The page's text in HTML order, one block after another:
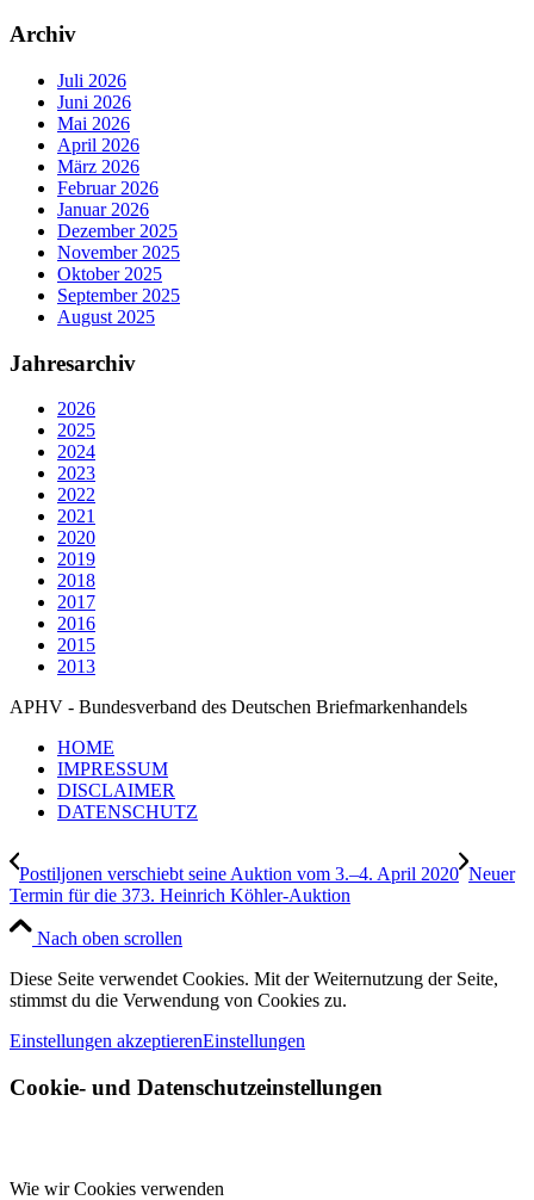
Archiv
Juli 2026
Juni 2026
Mai 2026
April 2026
März 2026
Februar 2026
Januar 2026
Dezember 2025
November 2025
Oktober 2025
September 2025
August 2025
Jahresarchiv
2026
2025
2024
2023
2022
2021
2020
2019
2018
2017
2016
2015
2013
APHV - Bundesverband des Deutschen Briefmarkenhandels
HOME
IMPRESSUM
DISCLAIMER
DATENSCHUTZ
Postiljonen verschiebt seine Auktion vom 3.–4. April 2020 Neuer
Termin für die 373. Heinrich Köhler-Auktion
Nach oben scrollen
Diese Seite verwendet Cookies. Mit der Weiternutzung der Seite,
stimmst du die Verwendung von Cookies zu.
Einstellungen akzeptierenEinstellungen
Cookie- und Datenschutzeinstellungen
Wie wir Cookies verwenden